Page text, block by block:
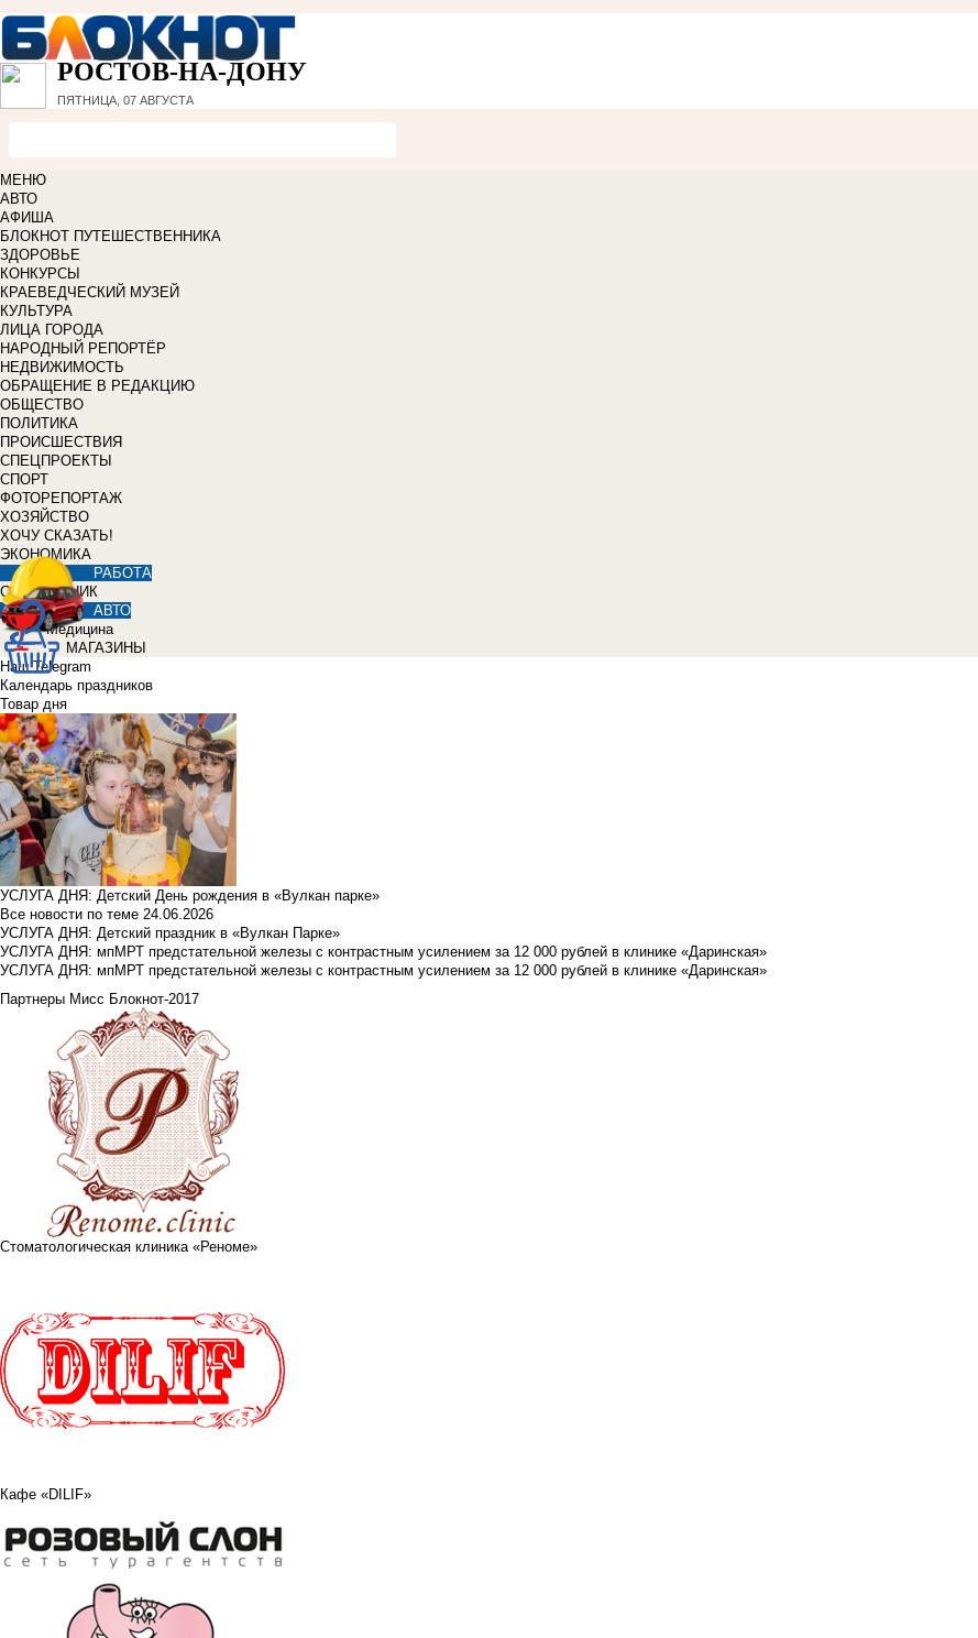
РОСТОВ-НА-ДОНУ
ПЯТНИЦА, 07 АВГУСТА
МЕНЮ
АВТО
АФИША
БЛОКНОТ ПУТЕШЕСТВЕННИКА
ЗДОРОВЬЕ
КОНКУРСЫ
КРАЕВЕДЧЕСКИЙ МУЗЕЙ
КУЛЬТУРА
ЛИЦА ГОРОДА
НАРОДНЫЙ РЕПОРТЁР
НЕДВИЖИМОСТЬ
ОБРАЩЕНИЕ В РЕДАКЦИЮ
ОБЩЕСТВО
ПОЛИТИКА
ПРОИСШЕСТВИЯ
СПЕЦПРОЕКТЫ
СПОРТ
ФОТОРЕПОРТАЖ
ХОЗЯЙСТВО
ХОЧУ СКАЗАТЬ!
ЭКОНОМИКА
РАБОТА
СПРАВОЧНИК
АВТО
Медицина
МАГАЗИНЫ
Наш Telegram
Календарь праздников
Товар дня
УСЛУГА ДНЯ: Детский День рождения в «Вулкан парке»
Все новости по теме 24.06.2026
УСЛУГА ДНЯ: Детский праздник в «Вулкан Парке»
УСЛУГА ДНЯ: мпМРТ предстательной железы с контрастным усилением за 12 000 рублей в клинике «Даринская»
УСЛУГА ДНЯ: мпМРТ предстательной железы с контрастным усилением за 12 000 рублей в клинике «Даринская»
Партнеры Мисс Блокнот-2017
Стоматологическая клиника «Реноме»
Кафе «DILIF»